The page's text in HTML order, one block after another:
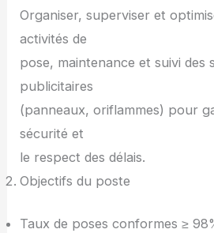
Organiser, superviser et
activités de
pose, maintenance et suivi des
publicitaires
(panneaux, oriflammes) pour
sécurité et
le respect des délais.
Objectifs du poste
Taux de poses conformes ≥